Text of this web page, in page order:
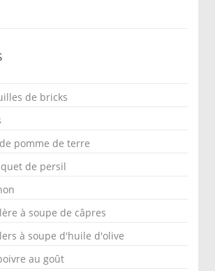
de bricks
pomme de terre
de persil
à soupe de câpres
à soupe d'huile d'olive
au goût